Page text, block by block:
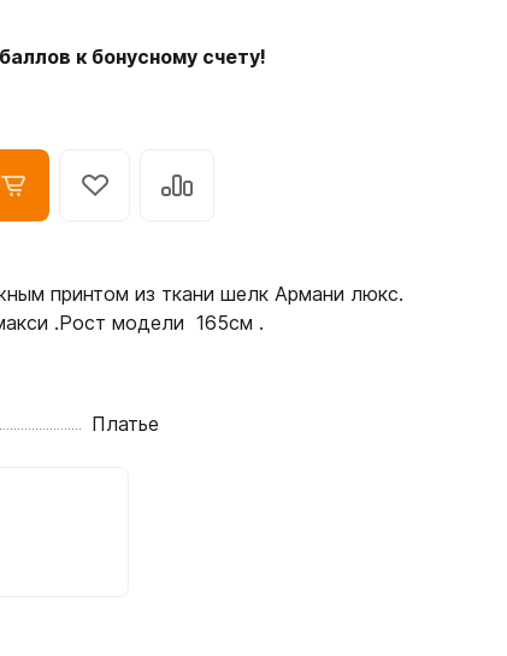
к бонусному счету!
принтом из ткани шелк Армани люкс.
.Рост модели 165см .
Платье